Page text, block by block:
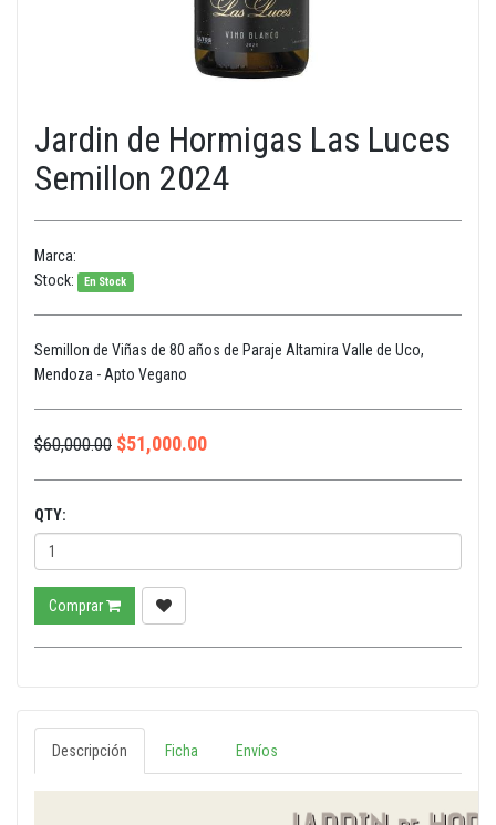
Jardin de Hormigas Las Luces
Semillon 2024
Marca:
Stock:
En Stock
Semillon de Viñas de 80 años de Paraje Altamira Valle de Uco,
Mendoza - Apto Vegano
$60,000.00 $51,000.00
QTY:
Comprar
Descripción Ficha Envíos